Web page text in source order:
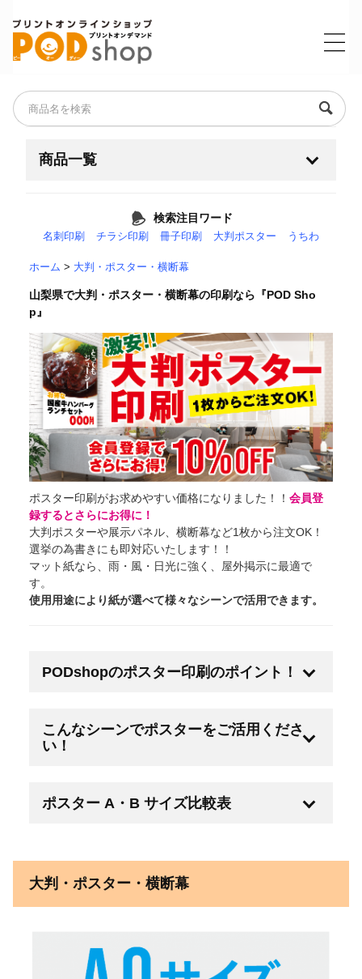
商品一覧
耐水紙（フィルム素材）
大判・ポスター・横断幕 +
為書き
+
カレンダー
うちわ
クリアファイル
冊子・パンフレット（中綴じ）
その他商品
検索注目ワード
名刺印刷 チラシ印刷 冊子印刷 大判ポスター うちわ
ホーム > 大判・ポスター・横断幕
山梨県で大判・ポスター・横断幕の印刷なら『POD Sho
p』
ポスター印刷がお求めやすい価格になりました！！ 会員登
録するとさらにお得に！
大判ポスターや展示パネル、横断幕など1枚から注文OK！
選挙の為書きにも即対応いたします！！
マット紙なら、雨・風・日光に強く、屋外掲示に最適で
す。
使用用途により紙が選べて様々なシーンで活用できます。
PODshopのポスター印刷のポイント！
１枚から注文できる大判ポスター印刷
得です！
お見積もりはこちら
POINT02
こんなシーンでポスターをご活用くださ
い！
店舗や施設内に掲示する大きな写真やイ
す。
言葉では伝わりにくい内容も、視覚化することで、お
客様へより強く伝えることが可能です。
ポスター A・B サイズ比較表
大判・ポスター・横断幕